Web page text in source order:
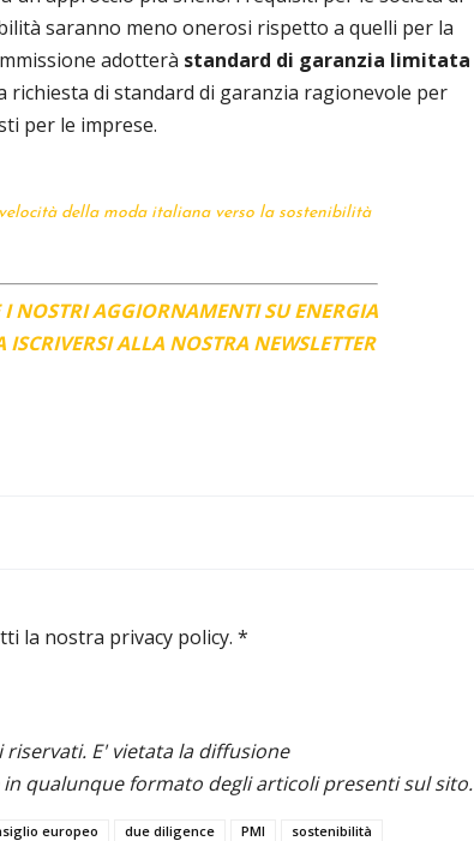
saranno meno onerosi rispetto a quelli per la
adotterà standard di garanzia limitata
richiesta di standard di garanzia ragionevole per
per le imprese.
della moda italiana verso la sostenibilità
NOSTRI AGGIORNAMENTI SU ENERGIA
ALLA NOSTRA NEWSLETTER
la nostra privacy policy. *
E' vietata la diffusione
qualunque formato degli articoli presenti sul sito.
europeo due diligence PMI sostenibilità